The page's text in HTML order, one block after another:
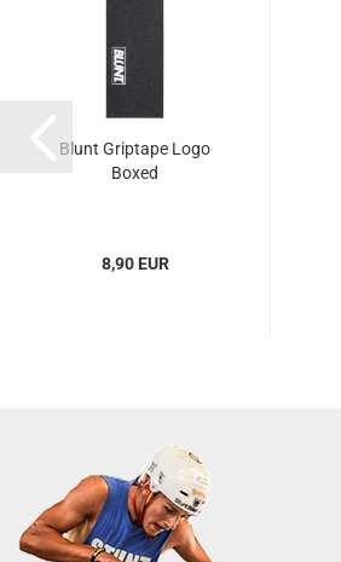
Blunt Griptape Logo
Boxed
8,90 EUR